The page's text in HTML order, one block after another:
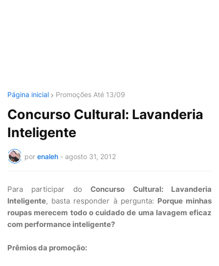
Página inicial Promoções Até 13/09
Concurso Cultural: Lavanderia
Inteligente
por enaleh - agosto 31, 2012
Para participar doConcurso Cultural: Lavanderia
Inteligente, basta responder à pergunta: Porque minhas
roupas merecem todo o cuidado de uma lavagem eficaz
com performance inteligente?
Prêmios da promoção: